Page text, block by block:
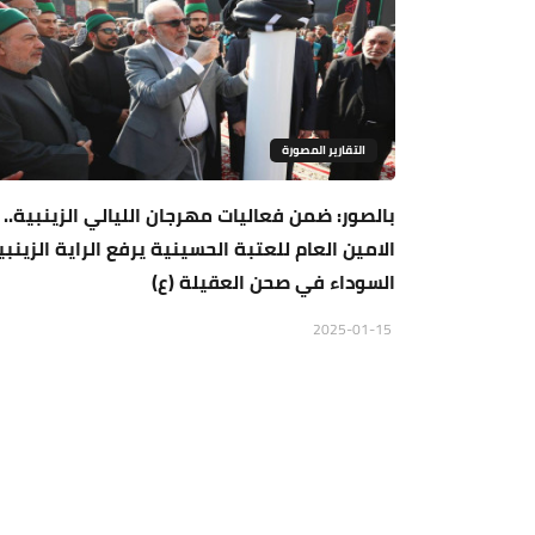
التقارير المصورة
بالصور: ضمن فعاليات مهرجان الليالي الزينبية..
الامين العام للعتبة الحسينية يرفع الراية
السوداء في صحن العقيلة (ع)